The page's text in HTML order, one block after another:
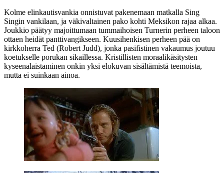
Kolme elinkautisvankia onnistuvat pakenemaan matkalla Sing
Singin vankilaan, ja väkivaltainen pako kohti Meksikon rajaa alkaa.
Joukkio päätyy majoittumaan tummaihoisen Turnerin perheen taloon
ottaen heidät panttivangikseen. Kuusihenkisen perheen pää on
kirkkoherra Ted (Robert Judd), jonka pasifistinen vakaumus joutuu
koetukselle porukan sikaillessa. Kristillisten moraalikäsitysten
kyseenalaistaminen onkin yksi elokuvan sisältämistä teemoista,
mutta ei suinkaan ainoa.